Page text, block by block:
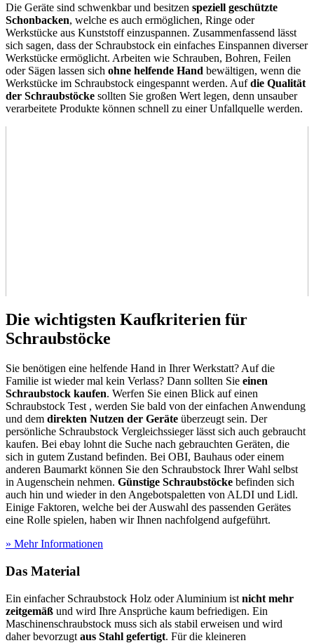
Die Geräte sind schwenkbar und besitzen speziell geschützte
Schonbacken, welche es auch ermöglichen, Ringe oder
Werkstücke aus Kunststoff einzuspannen. Zusammenfassend lässt
sich sagen, dass der Schraubstock ein einfaches Einspannen diverser
Werkstücke ermöglicht. Arbeiten wie Schrauben, Bohren, Feilen
oder Sägen lassen sich ohne helfende Hand bewältigen, wenn die
Werkstücke im Schraubstock eingespannt werden. Aufdie Qualität
der Schraubstöcke sollten Sie großen Wert legen, denn unsauber
verarbeitete Produkte können schnell zu einer Unfallquelle werden.
Die wichtigsten Kaufkriterien für
Schraubstöcke
Sie benötigen eine helfende Hand in Ihrer Werkstatt? Auf die
Familie ist wieder mal kein Verlass? Dann sollten Sie einen
Schraubstock kaufen. Werfen Sie einen Blick auf einen
Schraubstock Test , werden Sie bald von der einfachen Anwendung
und dem direkten Nutzen der Geräte überzeugt sein. Der
persönliche Schraubstock Vergleichssieger lässt sich auch gebraucht
kaufen. Bei ebay lohnt die Suche nach gebrauchten Geräten, die
sich in gutem Zustand befinden. Bei OBI, Bauhaus oder einem
anderen Baumarkt können Sie den Schraubstock Ihrer Wahl selbst
in Augenschein nehmen. Günstige Schraubstöcke befinden sich
auch hin und wieder in den Angebotspaletten von ALDI und Lidl.
Einige Faktoren, welche bei der Auswahl des passenden Gerätes
eine Rolle spielen, haben wir Ihnen nachfolgend aufgeführt.
» Mehr Informationen
Das Material
Ein einfacher Schraubstock Holz oder Aluminium ist nicht mehr
zeitgemäß und wird Ihre Ansprüche kaum befriedigen. Ein
Maschinenschraubstock muss sich als stabil erweisen und wird
daher bevorzugt aus Stahl gefertigt. Für die kleineren